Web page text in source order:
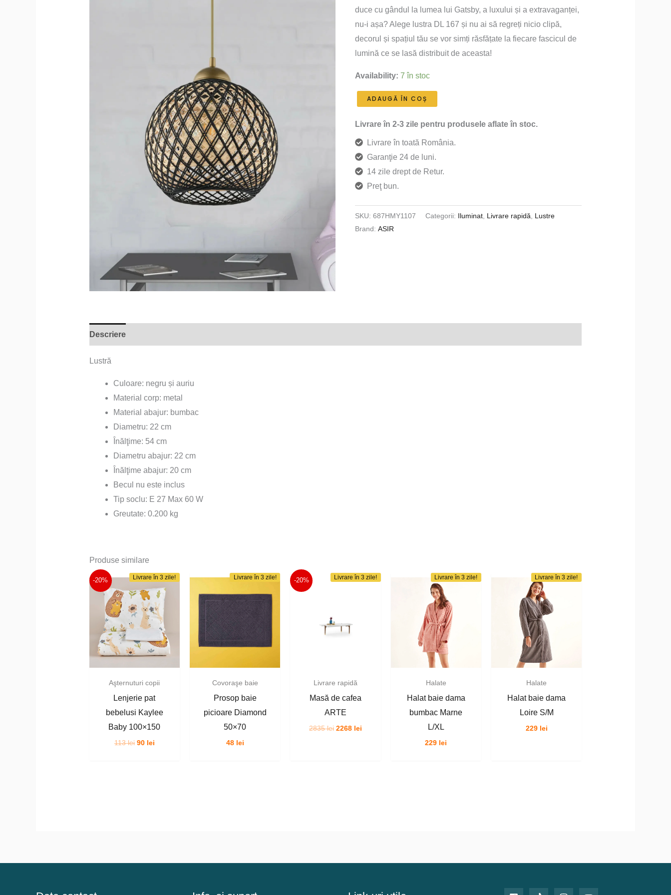
a
fost:
este:
78 lei.
duce cu gândul la lumea lui Gatsby, a luxului și a extravaganței,
nu-i așa? Alege lustra DL 167 și nu ai să regreți nicio clipă,
decorul și spațiul tău se vor simți răsfățate la fiecare fascicul de
lumină ce se lasă distribuit de aceasta!
Availability: 7 în stoc
Cantitate
DL167
-
Negru
și
auriu
ADAUGĂ ÎN COȘ
Livrare în 2-3 zile pentru produsele aflate în stoc.
Livrare în toată România.
Garanţie 24 de luni.
14 zile drept de Retur.
Preţ bun.
SKU:687HMY1107 Categorii: Iluminat Livrare rapidă
Lustre
Brand:ASIR
Descriere
Lustră
Culoare: negru și auriu
Material corp: metal
Material abajur: bumbac
Diametru: 22 cm
Înălţime: 54 cm
Diametru abajur: 22 cm
Înălţime abajur: 20 cm
Becul nu este inclus
Tip soclu: E 27 Max 60 W
Greutate: 0.200 kg
Produse similare
-20% Livrare în 3 zile!
Aşternuturi copii
Lenjerie pat
bebelusi Kaylee
Baby 100×150
113lei Prețul
90 leiPrețul
Livrare în 3 zile!
Covoraşe baie
Prosop baie
picioare Diamond
50×70
48 lei
-20% Livrare în 3 zile!
Livrare rapidă
Masă de cafea
ARTE
2835lei Prețul
2268 lei
Livrare în 3 zile!
Halate
Halat baie dama
bumbac Marne
L/XL
229 lei
Livrare în 3 zile!
Halate
Halat baie dama
Loire S/M
229 lei